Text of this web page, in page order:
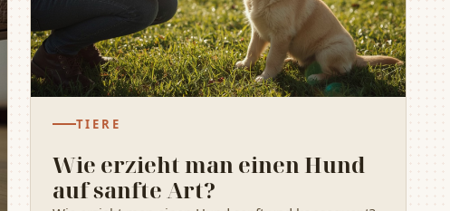
TIERE
Wie erzieht man einen Hund
auf sanfte Art?